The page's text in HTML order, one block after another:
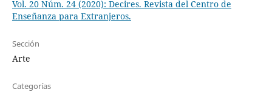
Vol. 20 Núm. 24 (2020): Decires. Revista del Centro de
Enseñanza para Extranjeros.
Sección
Arte
Categorías